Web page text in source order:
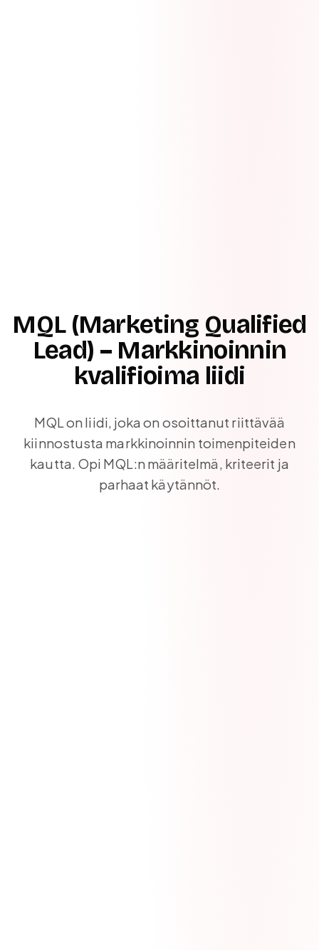
MQL (Marketing Qualified
Lead) – Markkinoinnin
kvalifioima liidi
MQL on liidi, joka on osoittanut riittävää
kiinnostusta markkinoinnin toimenpiteiden
kautta. Opi MQL:n määritelmä, kriteerit ja
parhaat käytännöt.